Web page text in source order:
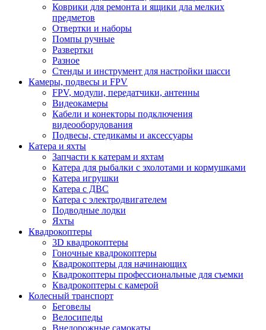
Коврики для ремонта и ящики дла мелких
предметов
Отвертки и наборы
Помпы ручные
Развертки
Разное
Стенды и инструмент для настройки шасси
Камеры, подвесы и FPV
FPV, модули, передатчики, антенны
Видеокамеры
Кабели и конекторы подключения
видеооборудования
Подвесы, стедикамы и аксессуары
Катера и яхты
Запчасти к катерам и яхтам
Катера для рыбалки с эхолотами и кормушками
Катера игрушки
Катера с ДВС
Катера с электродвигателем
Подводные лодки
Яхты
Квадрокоптеры
3D квадрокоптеры
Гоночные квадрокоптеры
Квадрокоптеры для начинающих
Квадрокоптеры профессиональные для съемки
Квадрокоптеры с камерой
Колесный транспорт
Беговелы
Велосипеды
Внедорожные самокаты